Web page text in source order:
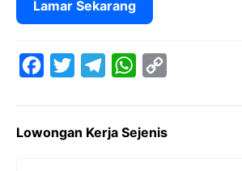
Lamar Sekarang
e
t
e
W
t
y
Lowongan Kerja Sejenis